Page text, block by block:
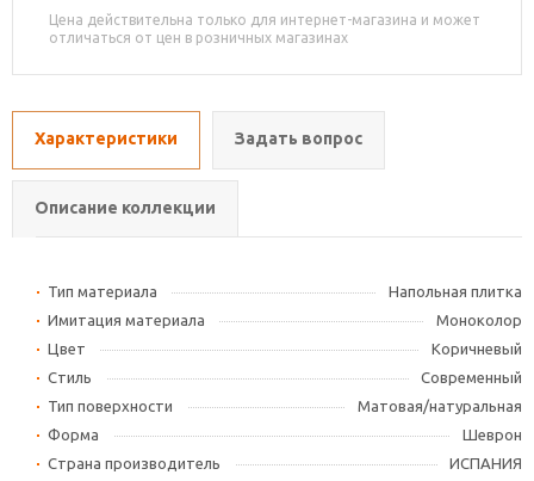
Цена действительна только для интернет-магазина и может
отличаться от цен в розничных магазинах
Характеристики Задать вопрос
Описание коллекции
Тип материала
Напольная плитка
Имитация материала
Моноколор
Цвет
Коричневый
Стиль
Современный
Тип поверхности
Матовая/натуральная
Форма
Шеврон
Страна производитель
ИСПАНИЯ